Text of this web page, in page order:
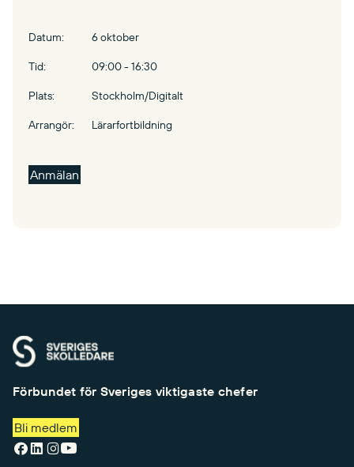
Datum: 6 oktober
Tid: 09:00 - 16:30
Plats: Stockholm/Digitalt
Arrangör: Lärarfortbildning
Anmälan
Förbundet för Sveriges viktigaste chefer
Bli medlem